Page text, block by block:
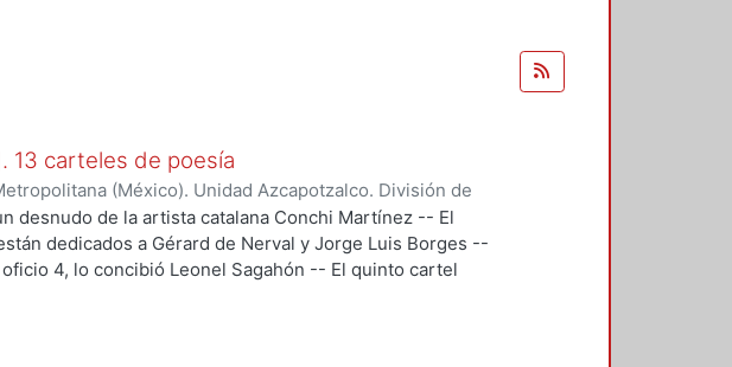
13 carteles de poesía
(México). Unidad Azcapotzalco. División de
,2013-01)Córdoba, Ramón;Segovia, Ramón;
Adriano; Martré, Gonzalo;Backstrom, Gunnar;
Josephine;López Moreno, Roberto; Maldonado López,
desnudo de la artista catalana Conchi Martínez -- El
dedicados a Gérard de Nerval y Jorge Luis Borges --
4, lo concibió Leonel Sagahón -- El quinto cartel